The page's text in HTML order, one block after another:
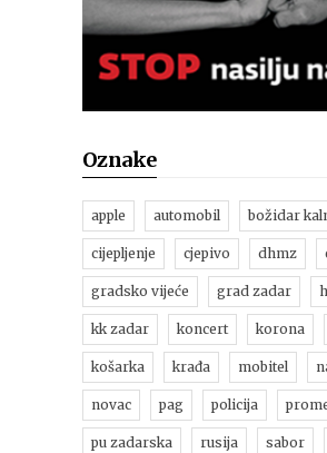
Oznake
apple automobil božidar
cijepljenje cjepivo dhmz
gradsko vijeće grad zadar
kk zadar koncert korona
košarka krađa mobitel
novac pag policija
pu zadarska rusija sabor